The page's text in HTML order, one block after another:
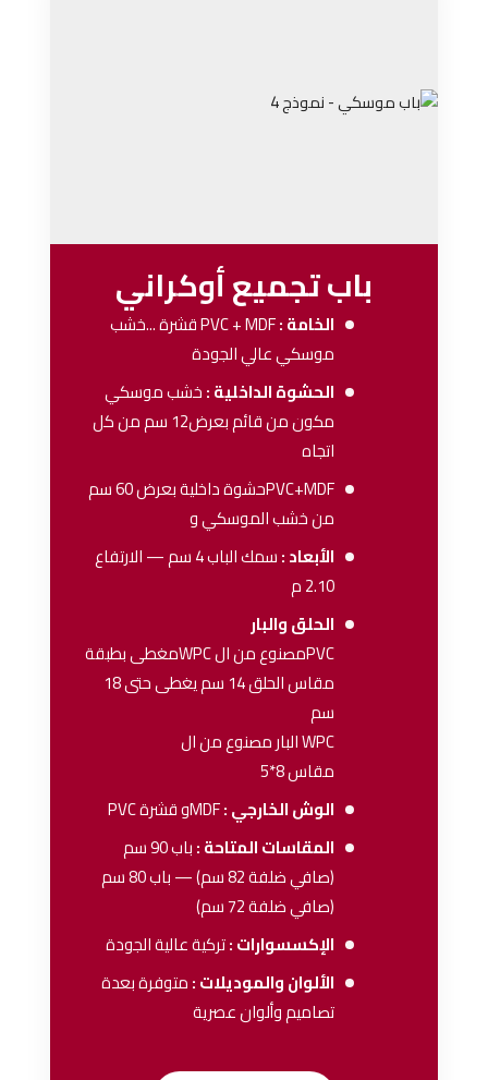
باب تجميع أوكراني
الخامة :PVC + MDFقشرة ...خشب
موسكي عالي الجودة
الحشوة الداخلية :خشب موسكي
مكون من قائم بعرض12 سم من كل
اتجاه
PVC+MDFحشوة داخلية بعرض 60 سم
من خشب الموسكي و
الأبعاد :
سمك الباب 4 سم — الارتفاع
2.10 م
الحلق والبار
PVCمصنوع من ال WPCمغطى بطبقة
مقاس الحلق 14 سم يغطى حتى 18
سم
WPC البار مصنوع من ال
مقاس 8*5
الوش الخارجي :
المقاسات المتاحة :
باب 90 سم
(صافي ضلفة 82 سم) — باب 80 سم
(صافي ضلفة 72 سم)
الإكسسوارات :تركية عالية الجودة
الألوان والموديلات :متوفرة بعدة
تصاميم وألوان عصرية